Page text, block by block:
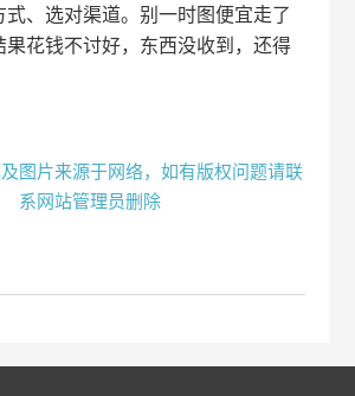
式、选对渠道。别一时图便宜走了
果花钱不讨好，东西没收到，还得
图片来源于网络，如有版权问题请联
系网站管理员删除